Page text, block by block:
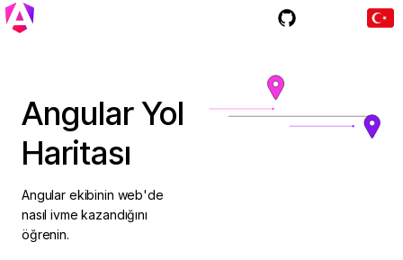
Angular Yol
Haritası
Angular ekibinin web'de
nasıl ivme kazandığını
öğrenin.